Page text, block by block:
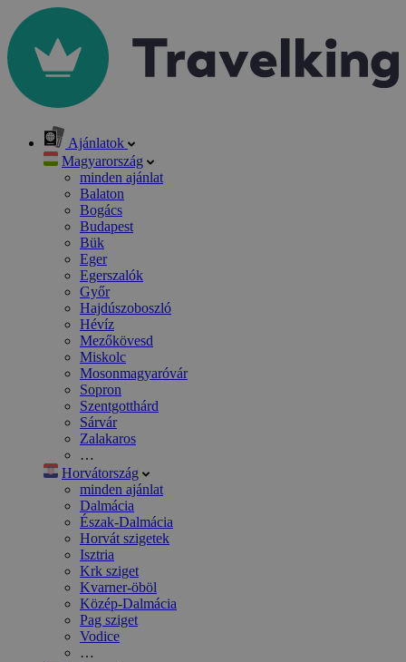
Ajánlatok
Magyarország
minden ajánlat
Balaton
Bogács
Budapest
Bük
Eger
Egerszalók
Győr
Hajdúszoboszló
Hévíz
Mezőkövesd
Miskolc
Mosonmagyaróvár
Sopron
Szentgotthárd
Sárvár
Zalakaros
…
Horvátország
minden ajánlat
Dalmácia
Észak-Dalmácia
Horvát szigetek
Isztria
Krk sziget
Kvarner-öböl
Közép-Dalmácia
Pag sziget
Vodice
…